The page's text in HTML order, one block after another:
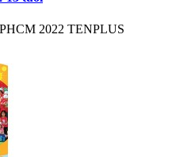
2022 TENPLUS